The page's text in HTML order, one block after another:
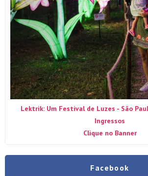
Lektrik: Um Festival de Luzes - São
Ingressos
Clique no Banner
Facebook